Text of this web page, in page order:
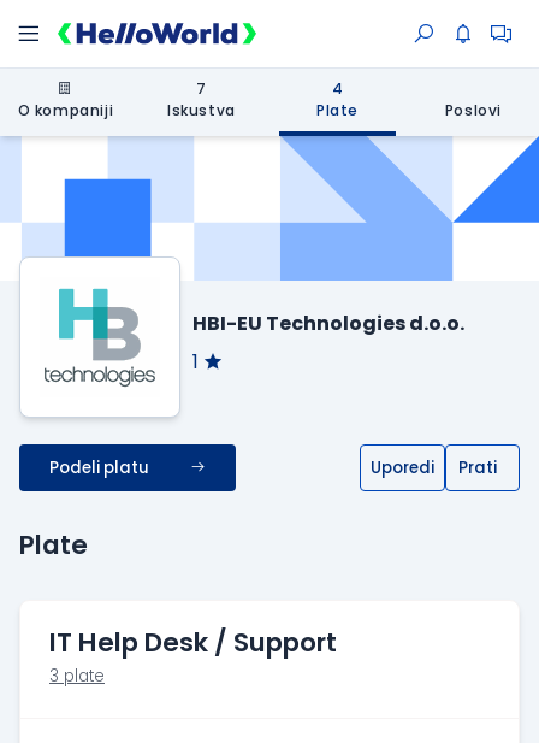
O kompaniji
7
Iskustva
4
Plate
Poslovi
HBI-EU Technologies d.o.o.
1
Podeli platu Uporedi Prati
Plate
IT Help Desk / Support
3 plate